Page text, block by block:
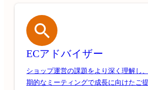
ECアドバイザー
ショップ運営の課題をより深く理解し
期的なミーティングで成長に向けたご